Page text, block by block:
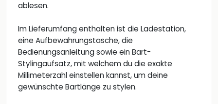
ablesen.
Im Lieferumfang enthalten ist die Ladestation,
eine Aufbewahrungstasche, die
Bedienungsanleitung sowie ein Bart-
Stylingaufsatz, mit welchem du die exakte
Millimeterzahl einstellen kannst, um deine
gewünschte Bartlänge zu stylen.